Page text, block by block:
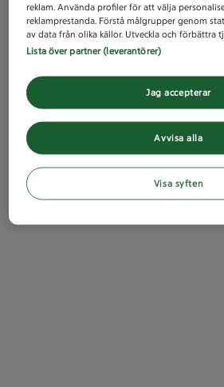
reklam. Använda profiler för att välja
reklamprestanda. Förstå målgrupper genom
av data från olika källor. Utveckla och förbättra
Lista över partner (leverantörer)
Avvisa alla
Jag accepterar
Visa syften